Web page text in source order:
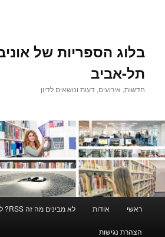
בלוג הספריות של
תל-אביב
חדשות, אירועים, דעות ונושאים לדיון
ראשי אודות לא מבינים מה זה RSS? לחצו כאן לקבלת הסבר
הצהרת נגישות